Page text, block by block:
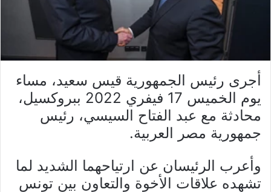
أجرى رئيس الجمهورية قيس سعيد، مساء
يوم الخميس 17 فيفري 2022 ببروكسيل،
محادثة مع عبد الفتاح السيسي، رئيس
جمهورية مصر العربية.
وأعرب الرئيسان عن ارتياحهما الشديد لما
تشهده علاقات الأخوة والتعاون بين تونس